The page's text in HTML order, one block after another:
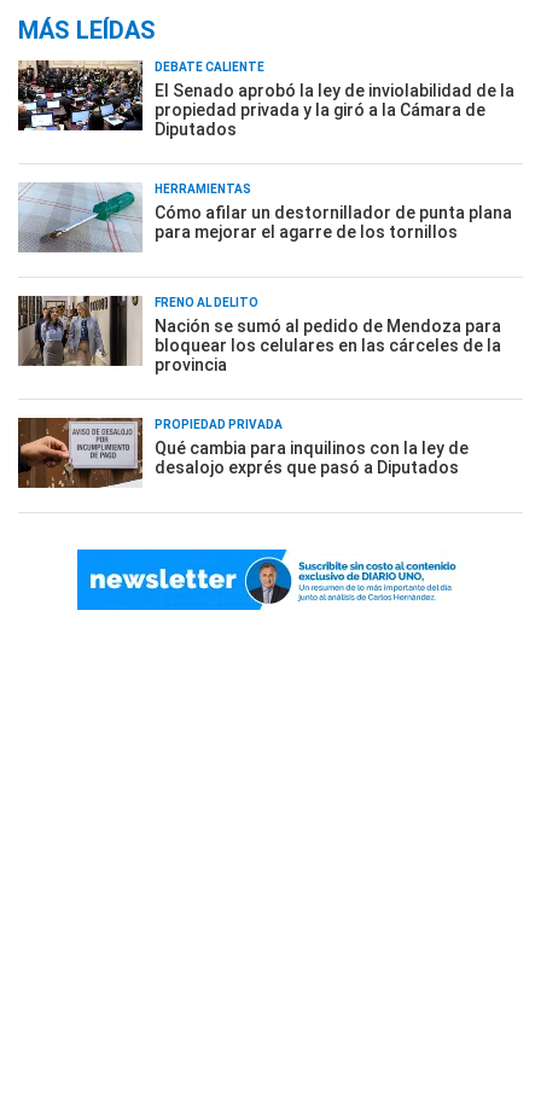
MÁS LEÍDAS
DEBATE CALIENTE
El Senado aprobó la ley de inviolabilidad de la
propiedad privada y la giró a la Cámara de
Diputados
HERRAMIENTAS
Cómo afilar un destornillador de punta plana
para mejorar el agarre de los tornillos
FRENO AL DELITO
Nación se sumó al pedido de Mendoza para
bloquear los celulares en las cárceles de la
provincia
PROPIEDAD PRIVADA
Qué cambia para inquilinos con la ley de
desalojo exprés que pasó a Diputados